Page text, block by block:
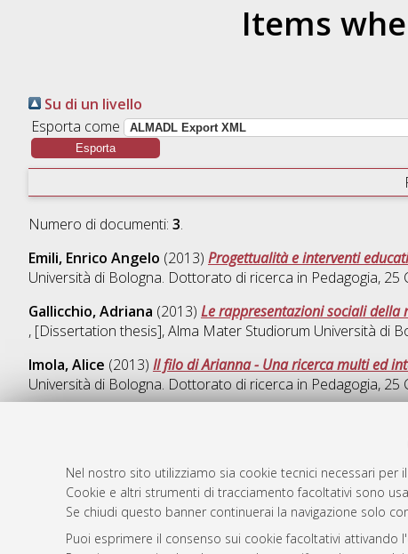
Nel nostro sito utilizziamo sia cookie tecnici necessari
Cookie e altri strumenti di tracciamento facoltativi sono
Se chiudi questo banner continuerai la navigazione solo
Puoi esprimere il consenso sui cookie facoltativi
Items
Su di un livello
Esporta come
Numero di documenti: 3.
Emili, Enrico Angelo (2013) Progettualità e interventi
Università di Bologna. Dottorato di ricerca in Pedagogia, 25
Gallicchio, Adriana (2013) Le rappresentazioni sociali
, [Dissertation thesis], Alma Mater Studiorum Università di
Imola, Alice (2013) Il filo di Arianna - Una ricerca multi ed
Università di Bologna. Dottorato di ricerca in Pedagogia, 25
Atom
Rss 1.0
Rss 2.0
AMS
ISSN: 2038-
Servizio